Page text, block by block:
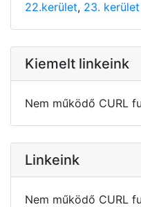
22.kerület, 23. kerület
Kiemelt linkeink
Nem működő CURL
Linkeink
Nem működő CURL